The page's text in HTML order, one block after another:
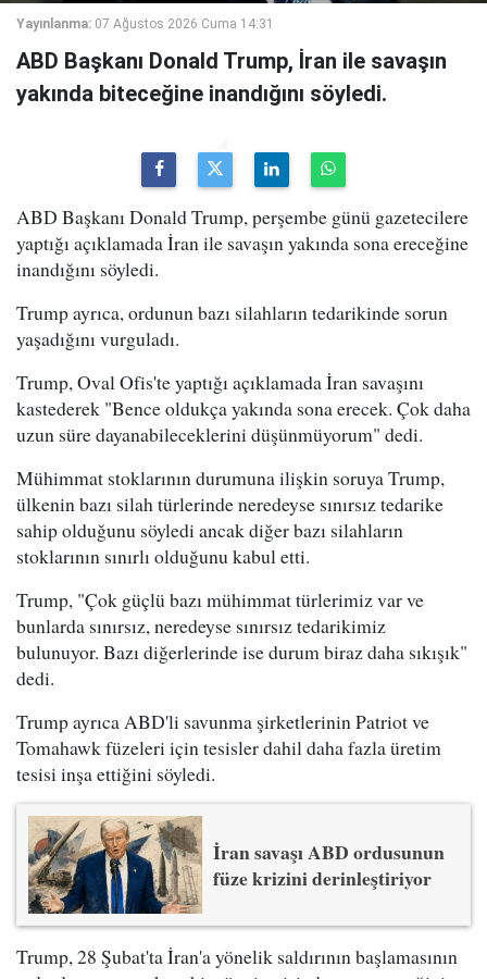
Yayınlanma: 07 Ağustos 2026 Cuma 14:31
ABD Başkanı Donald Trump, İran ile savaşın
yakında biteceğine inandığını söyledi.
ABD Başkanı Donald Trump, perşembe günü gazetecilere
yaptığı açıklamada İran ile savaşın yakında sona ereceğine
inandığını söyledi.
Trump ayrıca, ordunun bazı silahların tedarikinde sorun
yaşadığını vurguladı.
Trump, Oval Ofis'te yaptığı açıklamada İran savaşını
kastederek "Bence oldukça yakında sona erecek. Çok daha
uzun süre dayanabileceklerini düşünmüyorum" dedi.
Mühimmat stoklarının durumuna ilişkin soruya Trump,
ülkenin bazı silah türlerinde neredeyse sınırsız tedarike
sahip olduğunu söyledi ancak diğer bazı silahların
stoklarının sınırlı olduğunu kabul etti.
Trump, "Çok güçlü bazı mühimmat türlerimiz var ve
bunlarda sınırsız, neredeyse sınırsız tedarikimiz
bulunuyor. Bazı diğerlerinde ise durum biraz daha sıkışık"
dedi.
Trump ayrıca ABD'li savunma şirketlerinin Patriot ve
Tomahawk füzeleri için tesisler dahil daha fazla üretim
tesisi inşa ettiğini söyledi.
İran savaşı ABD ordusunun
füze krizini derinleştiriyor
Trump, 28 Şubat'ta İran'a yönelik saldırının başlamasının